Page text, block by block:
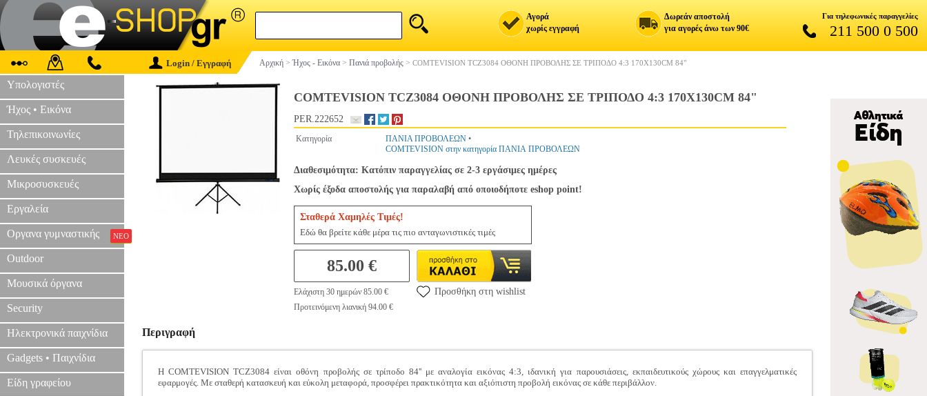
Αγορά
χωρίς εγγραφή
Δωρεάν αποστολή
για αγορές άνω των 90€
Για τηλεφωνικές παραγγελίες
211 500 0 500
Login / Εγγραφή Αρχική >Ήχος - Εικόνα > Πανιά προβολής > COMTEVISION TCZ3084 ΟΘΟΝΗ ΠΡΟΒΟΛΗΣ ΣΕ ΤΡΙΠΟΔΟ 4:3 170X130CM 84"
Υπολογιστές
Ήχος • Εικόνα
Τηλεπικοινωνίες
Λευκές συσκευές
Μικροσυσκευές
Εργαλεία
Οργανα γυμναστικής ΝΕΟ
Outdoor
Μουσικά όργανα
Security
Ηλεκτρονικά παιχνίδια
Gadgets • Παιχνίδια
Είδη γραφείου
COMTEVISION TCZ3084 ΟΘΟΝΗ ΠΡΟΒΟΛΗΣ ΣΕ ΤΡΙΠΟΔΟ 4:3 170X130CM 84"
PER.222652
Κατηγορία ΠΑΝΙΑ ΠΡΟΒΟΛΕΩΝ •
COMTEVISION στην κατηγορία ΠΑΝΙΑ ΠΡΟΒΟΛΕΩΝ
Διαθεσιμότητα: Κατόπιν παραγγελίας σε 2-3 εργάσιμες ημέρες
Χωρίς έξοδα αποστολής για παραλαβή από οποιοδήποτε eshop point!
Σταθερά Χαμηλές Τιμές!
Εδώ θα βρείτε κάθε μέρα τις πιο ανταγωνιστικές τιμές
85.00 €
Ελάχιστη 30 ημερών 85.00 €
Προτεινόμενη λιανική 94.00 €
Προσθήκη στη wishlist
Περιγραφή
Η COMTEVISION TCZ3084 είναι οθόνη προβολής σε τρίποδο 84'' με αναλογία εικόνας 4:3, ιδανική για παρουσιάσεις, εκπαιδευτικούς χώρους και επαγγελματικές
εφαρμογές. Με σταθερή κατασκευή και εύκολη μεταφορά, προσφέρει πρακτικότητα και αξιόπιστη προβολή εικόνας σε κάθε περιβάλλον.